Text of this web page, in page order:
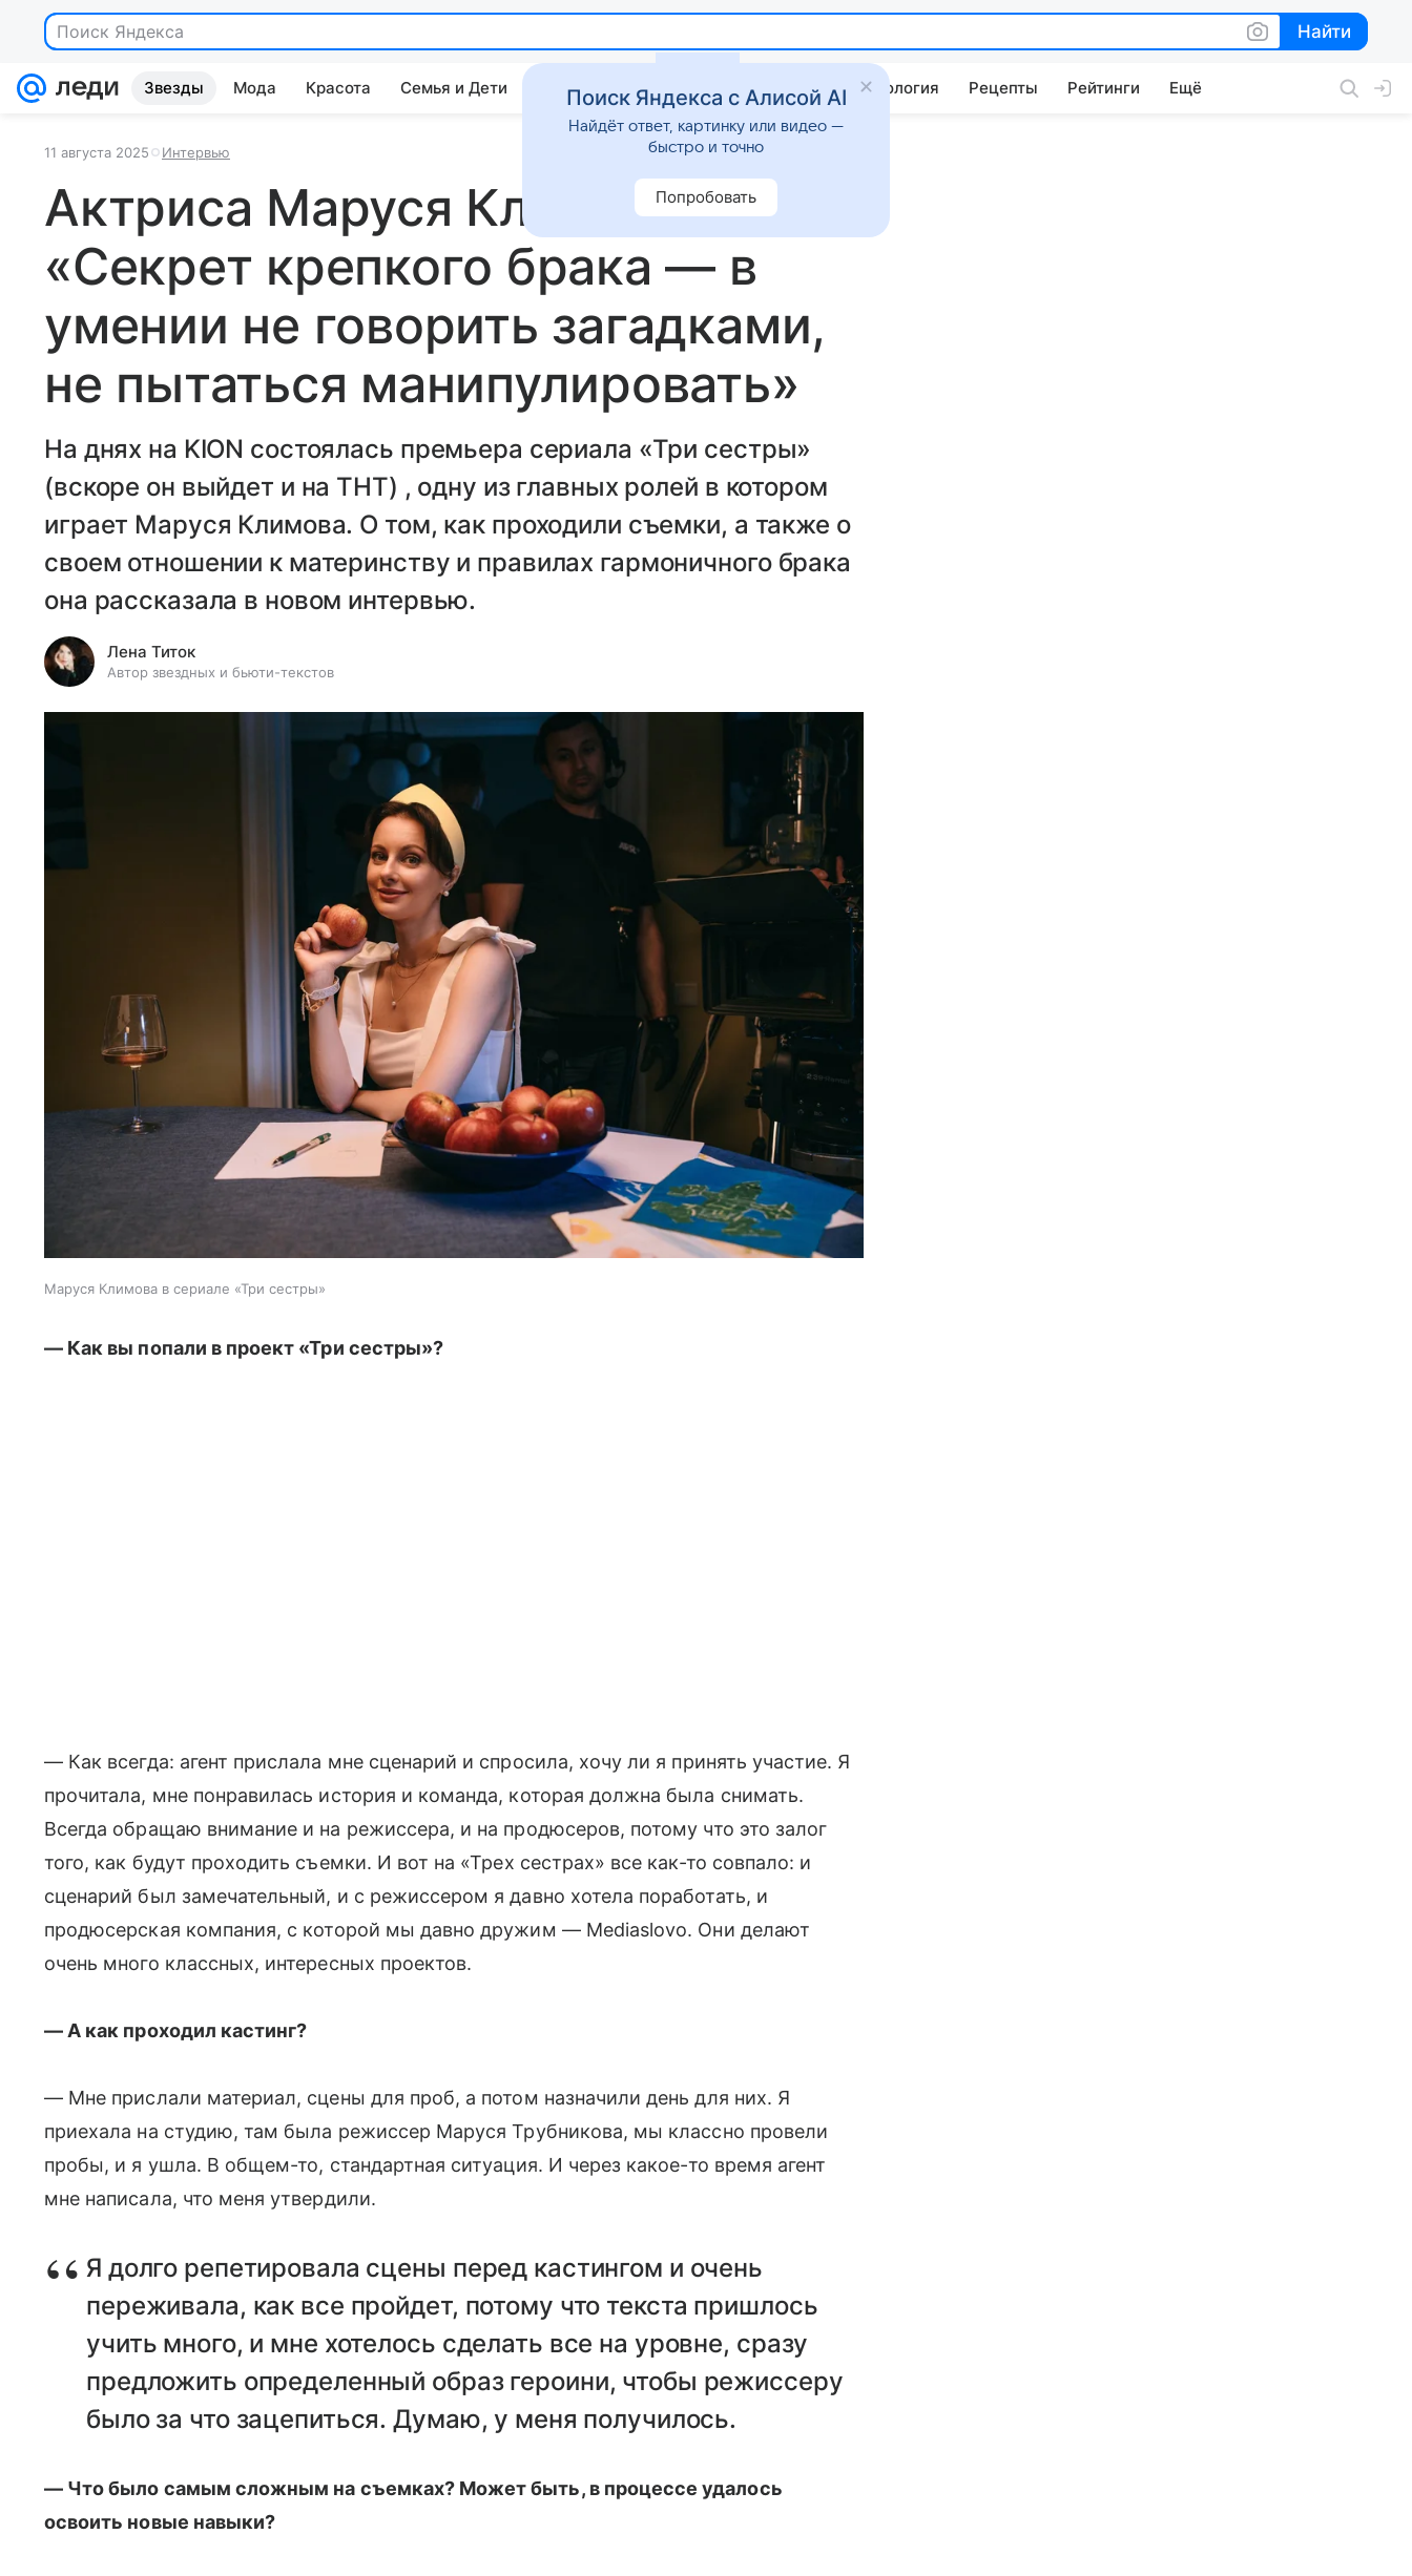
Поиск Яндекса Найти
Найти
Звезды Мода Красота Семья и Дети Дом Гороскопы Стиль жизни Психология Рецепты Рейтинги Ещё
11 августа 2025 Интервью
Актриса Маруся Климова:
«Секрет крепкого брака — в
умении не говорить загадками,
не пытаться манипулировать»
На днях на KION состоялась премьера сериала «Три сестры»
(вскоре он выйдет и на ТНТ) , одну из главных ролей в котором
играет Маруся Климова. О том, как проходили съемки, а также о
своем отношении к материнству и правилах гармоничного брака
она рассказала в новом интервью.
Лена Титок
Автор звездных и бьюти-текстов
Маруся Климова в сериале «Три сестры»
— Как вы попали в проект «Три сестры»?
— Как всегда: агент прислала мне сценарий и спросила, хочу ли я принять участие. Я
прочитала, мне понравилась история и команда, которая должна была снимать.
Всегда обращаю внимание и на режиссера, и на продюсеров, потому что это залог
того, как будут проходить съемки. И вот на «Трех сестрах» все как-то совпало: и
сценарий был замечательный, и с режиссером я давно хотела поработать, и
продюсерская компания, с которой мы давно дружим — Mediaslovo. Они делают
очень много классных, интересных проектов.
— А как проходил кастинг?
— Мне прислали материал, сцены для проб, а потом назначили день для них. Я
приехала на студию, там была режиссер Маруся Трубникова, мы классно провели
пробы, и я ушла. В общем-то, стандартная ситуация. И через какое-то время агент
мне написала, что меня утвердили.
Я долго репетировала сцены перед кастингом и очень
переживала, как все пройдет, потому что текста пришлось
учить много, и мне хотелось сделать все на уровне, сразу
предложить определенный образ героини, чтобы режиссеру
было за что зацепиться. Думаю, у меня получилось.
— Что было самым сложным на съемках? Может быть, в процессе удалось
освоить новые навыки?
Поиск Яндекса с Алисой AI
Найдёт ответ, картинку или видео —
быстро и точно
Попробовать